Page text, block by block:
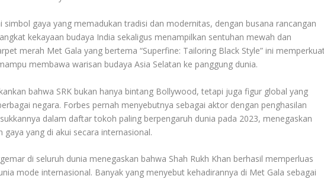
simbol gaya yang memadukan tradisi dan modernitas, dengan busana rancangan
kekayaan budaya India sekaligus menampilkan sentuhan mewah dan
merah Met Gala yang bertema “Superfine: Tailoring Black Style” ini
membawa warisan budaya Asia Selatan ke panggung dunia.
bahwa SRK bukan hanya bintang Bollywood, tetapi juga figur global yang
negara. Forbes pernah menyebutnya sebagai aktor dengan penghasilan
dalam daftar tokoh paling berpengaruh dunia pada 2023, menegaskan
yang di akui secara internasional.
di seluruh dunia menegaskan bahwa Shah Rukh Khan berhasil memperluas
mode internasional. Banyak yang menyebut kehadirannya di Met Gala sebagai